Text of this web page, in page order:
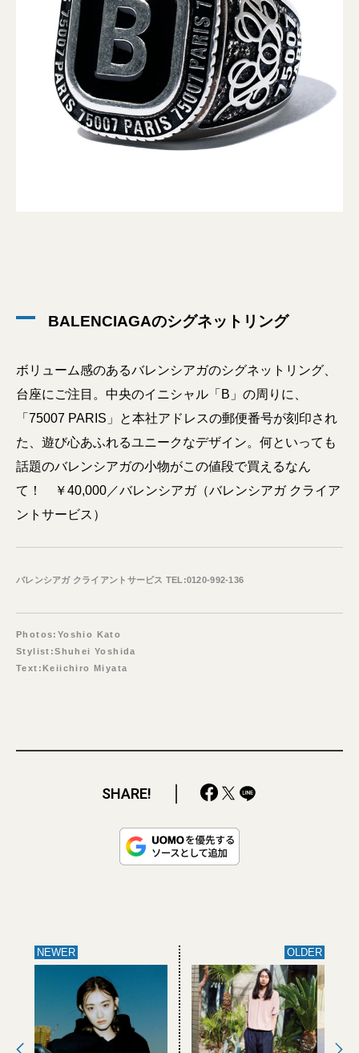
BALENCIAGAのシグネットリング
ボリューム感のあるバレンシアガのシグネットリング、
台座にご注目。中央のイニシャル「B」の周りに、
「75007 PARIS」と本社アドレスの郵便番号が刻印され
た、遊び心あふれるユニークなデザイン。何といっても
話題のバレンシアガの小物がこの値段で買えるなん
て！ ￥40,000／バレンシアガ（バレンシアガ クライア
ントサービス）
バレンシアガ クライアントサービス TEL:0120-992-136
Photos:Yoshio Kato
Stylist:Shuhei Yoshida
Text:Keiichiro Miyata
SHARE!
NEWER OLDER